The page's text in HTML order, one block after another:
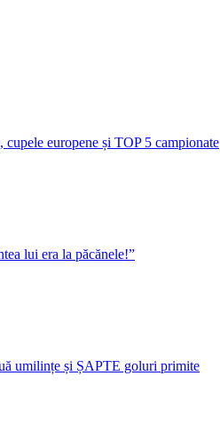
europene și TOP 5 campionate
lui era la păcănele!”
umilințe și ȘAPTE goluri primite